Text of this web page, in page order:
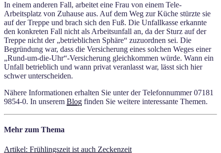
In einem anderen Fall, arbeitet eine Frau von einem Tele-
Arbeitsplatz von Zuhause aus. Auf dem Weg zur Küche stürzte sie
auf der Treppe und brach sich den Fuß. Die Unfallkasse erkannte
den konkreten Fall nicht als Arbeitsunfall an, da der Sturz auf der
Treppe nicht der „betrieblichen Sphäre“ zuzuordnen sei. Die
Begründung war, dass die Versicherung eines solchen Weges einer
„Rund-um-die-Uhr“-Versicherung gleichkommen würde. Wann ein
Unfall betrieblich und wann privat veranlasst war, lässt sich hier
schwer unterscheiden.
Nähere Informationen erhalten Sie unter der Telefonnummer 07181
9854-0. In unserem Blog finden Sie weitere interessante Themen.
Mehr zum Thema
Artikel: Frühlingszeit ist auch Zeckenzeit